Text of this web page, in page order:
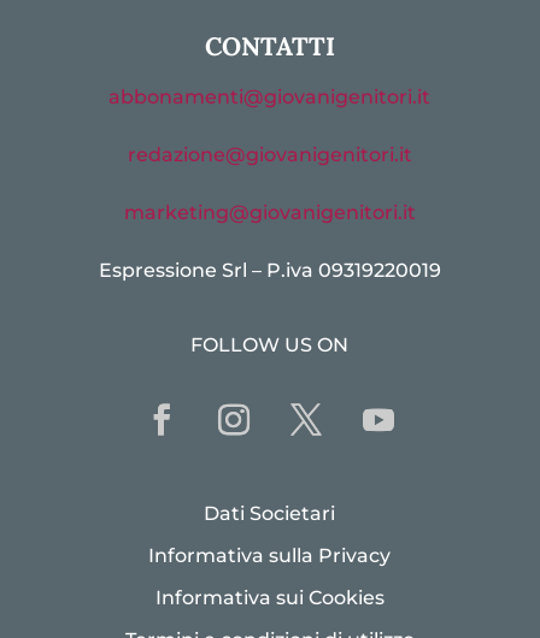
CONTATTI
abbonamenti@giovanigenitori.it
redazione@giovanigenitori.it
marketing@giovanigenitori.it
Espressione Srl – P.iva 09319220019
FOLLOW US ON
Dati Societari
Informativa sulla Privacy
Informativa sui Cookies